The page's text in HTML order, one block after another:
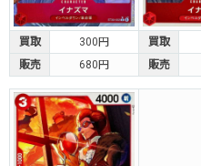
買取 300円 買取
販売
680円 販売